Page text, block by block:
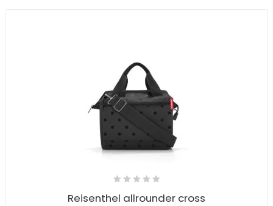
Reisenthel allrounder cross